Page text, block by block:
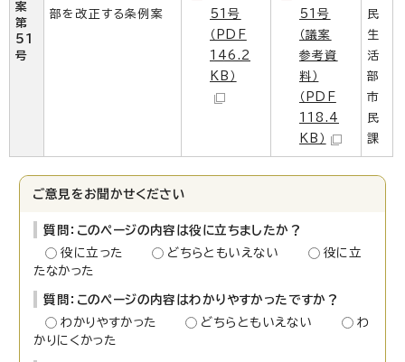
案
第
51
号
部を改正する条例案
51号
（PDF
146.2
KB）
51号
（議案
参考資
料）
（PDF
118.4
KB）
民
生
活
部
市
民
課
ご意見をお聞かせください
質問：このページの内容は役に立ちましたか？
役に立った
どちらともいえない
役に立
たなかった
質問：このページの内容はわかりやすかったですか？
わかりやすかった
どちらともいえない
わ
かりにくかった